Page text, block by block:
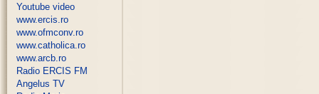
Youtube video
www.ercis.ro
www.ofmconv.ro
www.catholica.ro
www.arcb.ro
Radio ERCIS FM
Angelus TV